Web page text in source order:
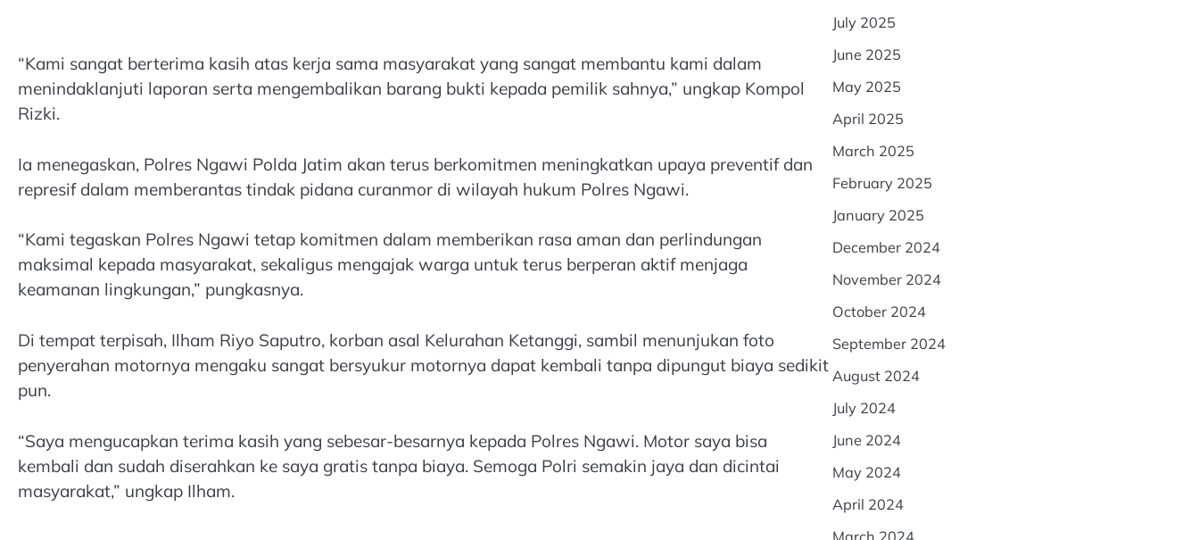
“Kami sangat berterima kasih atas kerja sama masyarakat yang sangat membantu kami dalam
menindaklanjuti laporan serta mengembalikan barang bukti kepada pemilik sahnya,” ungkap Kompol
Rizki.
Ia menegaskan, Polres Ngawi Polda Jatim akan terus berkomitmen meningkatkan upaya preventif dan
represif dalam memberantas tindak pidana curanmor di wilayah hukum Polres Ngawi.
“Kami tegaskan Polres Ngawi tetap komitmen dalam memberikan rasa aman dan perlindungan
maksimal kepada masyarakat, sekaligus mengajak warga untuk terus berperan aktif menjaga
keamanan lingkungan,” pungkasnya.
Di tempat terpisah, Ilham Riyo Saputro, korban asal Kelurahan Ketanggi, sambil menunjukan foto
penyerahan motornya mengaku sangat bersyukur motornya dapat kembali tanpa dipungut biaya sedikit
pun.
“Saya mengucapkan terima kasih yang sebesar-besarnya kepada Polres Ngawi. Motor saya bisa
kembali dan sudah diserahkan ke saya gratis tanpa biaya. Semoga Polri semakin jaya dan dicintai
masyarakat,” ungkap Ilham.
July 2025
June 2025
May 2025
April 2025
March 2025
February 2025
January 2025
December 2024
November 2024
October 2024
September 2024
August 2024
July 2024
June 2024
May 2024
April 2024
March 2024